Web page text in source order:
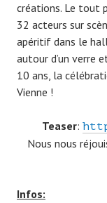
créations. Le tout
32 acteurs sur
apéritif dans le
autour d’un verre
10 ans, la
Vienne !
Teaser:
Nous nous
Infos: